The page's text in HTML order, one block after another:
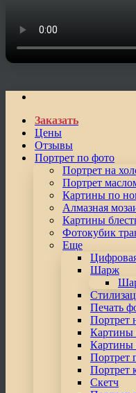
Заказать
Цены
Отзывы
Портрет по фото
Портрет на
Портрет
Картины по
Алмазная
Картины
Фотокубик
Еще
Шарж
Печать
Портрет
Картины
Картины
Портрет
Портрет
Скетч